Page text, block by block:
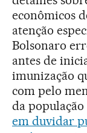
econômicos
atenção
Bolsonaro
antes de
imunização
com pelo
da
em duvidar